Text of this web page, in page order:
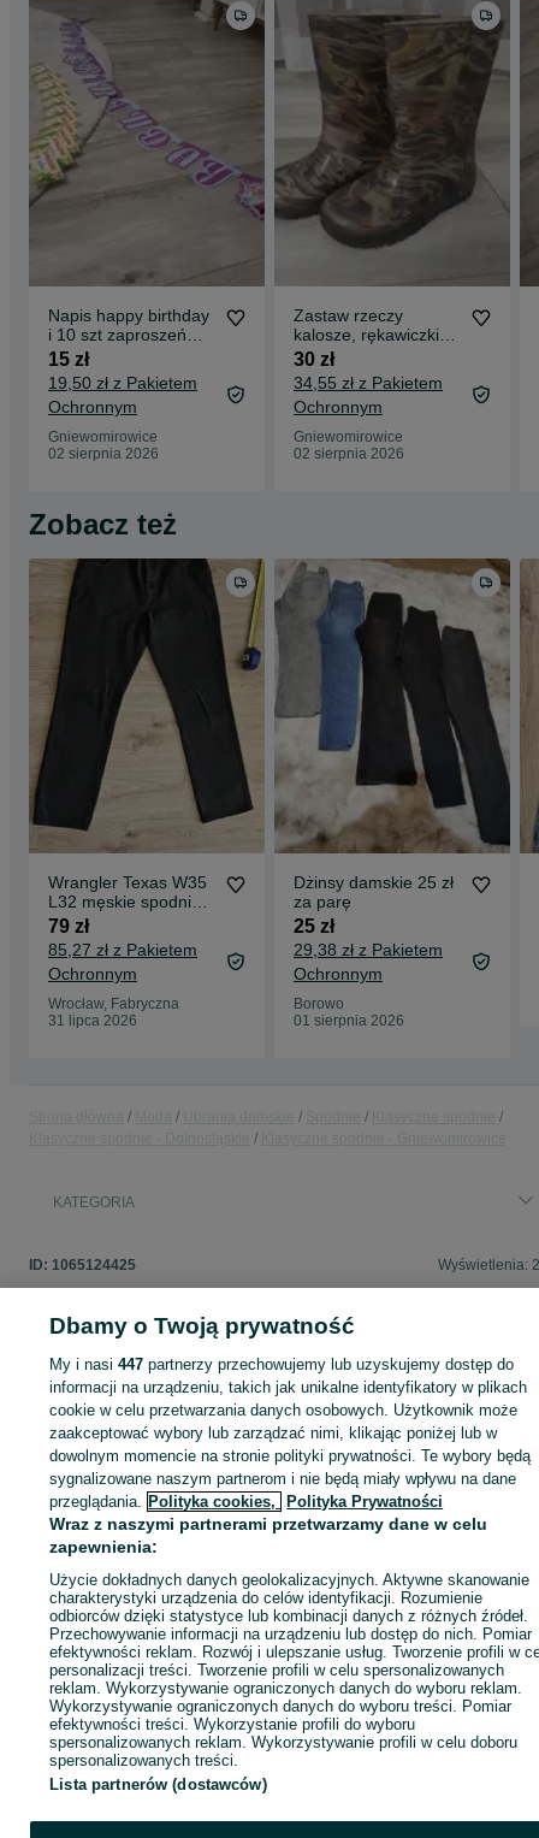
Napis happy birthday
i 10 szt zaproszeń
urodzinowych
15 zł
19,50 zł z Pakietem
Ochronnym
Gniewomirowice
02 sierpnia 2026
Zastaw rzeczy
kalosze, rękawiczki
rowerowe, kozaki,
szlafrok
30 zł
34,55 zł z Pakietem
Ochronnym
Gniewomirowice
02 sierpnia 2026
Zobacz też
Wrangler Texas W35
L32 męskie spodnie
jeansowe wymiary
foto
79 zł
85,27 zł z Pakietem
Ochronnym
Wrocław, Fabryczna
31 lipca 2026
Dżinsy damskie 25 zł
za parę
25 zł
29,38 zł z Pakietem
Ochronnym
Borowo
01 sierpnia 2026
KATEGORIA
ID: 1065124425 Wyświetlenia:
Zaloguj się lub załóż konto na OLX, aby skontaktować się z
sprzedającym
Zaloguj się / Załóż konto
Wyślij wiadomość
Dbamy o Twoją prywatność
My i nasi447 partnerzy przechowujemy lub uzyskujemy dostęp do
informacji na urządzeniu, takich jak unikalne identyfikatory w plikach
cookie w celu przetwarzania danych osobowych. Użytkownik może
zaakceptować wybory lub zarządzać nimi, klikając poniżej lub w
dowolnym momencie na stronie polityki prywatności. Te wybory będą
sygnalizowane naszym partnerom i nie będą miały wpływu na dane
przeglądania. Polityka cookies, Polityka Prywatności
Wraz z naszymi partnerami przetwarzamy dane w celu
zapewnienia:
Użycie dokładnych danych geolokalizacyjnych. Aktywne skanowanie
charakterystyki urządzenia do celów identyfikacji. Rozumienie
odbiorców dzięki statystyce lub kombinacji danych z różnych źródeł.
Przechowywanie informacji na urządzeniu lub dostęp do nich. Pomiar
efektywności reklam. Rozwój i ulepszanie usług. Tworzenie profili w
personalizacji treści. Tworzenie profili w celu spersonalizowanych
reklam. Wykorzystywanie ograniczonych danych do wyboru reklam.
Wykorzystywanie ograniczonych danych do wyboru treści. Pomiar
efektywności treści. Wykorzystanie profili do wyboru
spersonalizowanych reklam. Wykorzystywanie profili w celu doboru
spersonalizowanych treści.
Lista partnerów (dostawców)